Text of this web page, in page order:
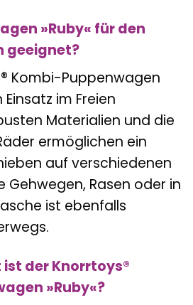
»Ruby« für den
geeignet?
Kombi-Puppenwagen
im Freien
Materialien und die
ermöglichen ein
auf verschiedenen
Gehwegen, Rasen oder in
ist ebenfalls
der Knorrtoys®
»Ruby«?